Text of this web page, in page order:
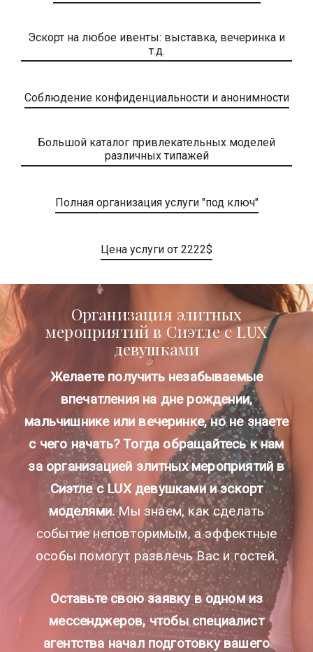
Эскорт на любое ивенты: выставка, вечеринка и
т.д.
Соблюдение конфиденциальности и анонимности
Большой каталог привлекательных моделей
различных типажей
Полная организация услуги "под ключ"
Цена услуги от 2222$
Организация элитных
мероприятий в Сиэтле с LUX
девушками
Желаете получить незабываемые
впечатления на дне рождении,
мальчишнике или вечеринке, но не знаете
с чего начать? Тогда обращайтесь к нам
за организацией элитных мероприятий в
Сиэтле с LUX девушками и эскорт
моделями.Мы знаем, как сделать
событие неповторимым, а эффектные
особы помогут развлечь Вас и гостей.
Оставьте свою заявку в одном из
мессенджеров, чтобы специалист
агентства начал подготовку вашего